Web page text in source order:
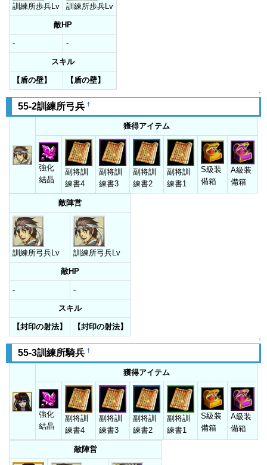
訓練所歩兵Lv 訓練所歩兵Lv
敵HP
- -
スキル
【盾の壁】 【盾の壁】
↑
55-2訓練所弓兵 †
獲得アイテム
強化
結晶
副将訓
練書4
副将訓
練書3
副将訓
練書2
副将訓
練書1
S級装
備箱
A級装
備箱
敵陣営
訓練所弓兵Lv 訓練所弓兵Lv
敵HP
- -
スキル
【封印の射法】 【封印の射法】
↑
55-3訓練所騎兵 †
獲得アイテム
強化
結晶
副将訓
練書4
副将訓
練書3
副将訓
練書2
副将訓
練書1
S級装
備箱
A級装
備箱
敵陣営